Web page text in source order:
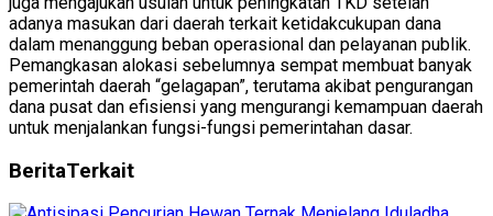
adanya masukan dari daerah terkait ketidakcukupan dana
dalam menanggung beban operasional dan pelayanan publik.
Pemangkasan alokasi sebelumnya sempat membuat banyak
pemerintah daerah “gelagapan”, terutama akibat pengurangan
dana pusat dan efisiensi yang mengurangi kemampuan daerah
untuk menjalankan fungsi-fungsi pemerintahan dasar.
BeritaTerkait